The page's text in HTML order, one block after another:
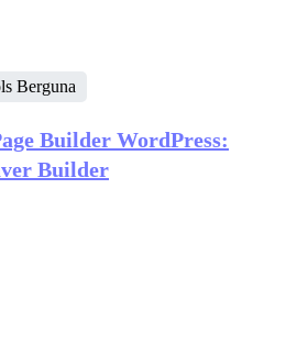
Berguna
Builder WordPress:
Builder